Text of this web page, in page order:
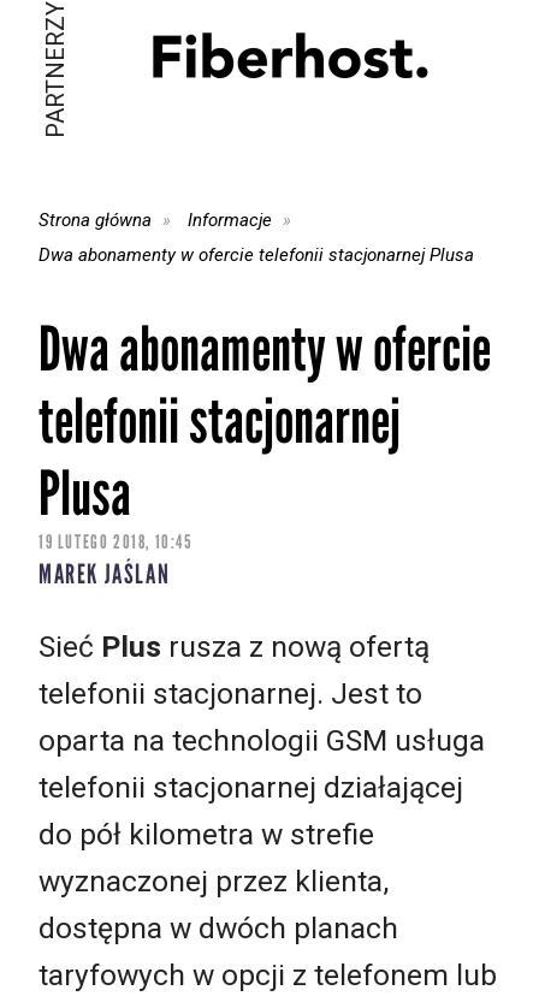
PARTNERZY
Strona główna
Informacje
Dwa abonamenty w ofercie telefonii stacjonarnej Plusa
Dwa abonamenty w ofercie
telefonii stacjonarnej
Plusa
19 LUTEGO 2018, 10:45
MAREK JAŚLAN
Sieć Plus rusza z nową ofertą
telefonii stacjonarnej. Jest to
oparta na technologii GSM usługa
telefonii stacjonarnej działającej
do pół kilometra w strefie
wyznaczonej przez klienta,
dostępna w dwóch planach
taryfowych w opcji z telefonem lub